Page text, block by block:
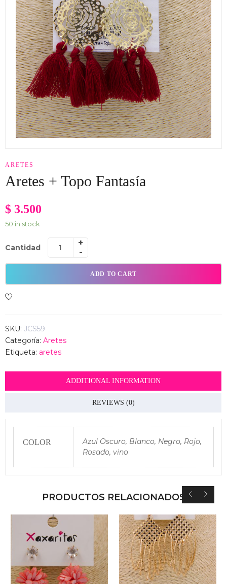
ARETES
Aretes + Topo Fantasía
$ 3.500
50 in stock
Cantidad
ADD TO CART
SKU: JCS59
Categoría: Aretes
Etiqueta: aretes
ADDITIONAL INFORMATION
REVIEWS (0)
COLOR
Azul Oscuro, Blanco, Negro, Rojo,
Rosado, vino
PRODUCTOS RELACIONADOS